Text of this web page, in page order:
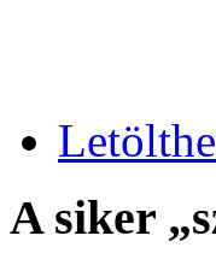
A siker